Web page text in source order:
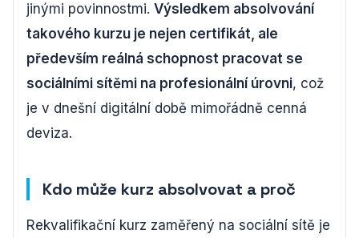
jinými povinnostmi. Výsledkem absolvování
takového kurzu je nejen certifikát, ale
především reálná schopnost pracovat se
sociálními sítěmi na profesionální úrovni, což
je v dnešní digitální době mimořádně cenná
deviza.
Kdo může kurz absolvovat a proč
Rekvalifikační kurz zaměřený na sociální sítě je